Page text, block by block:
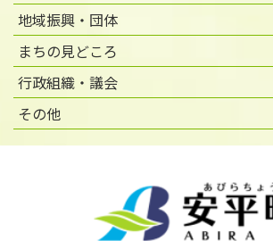
地域振興・団体
まちの見どころ
行政組織・議会
その他